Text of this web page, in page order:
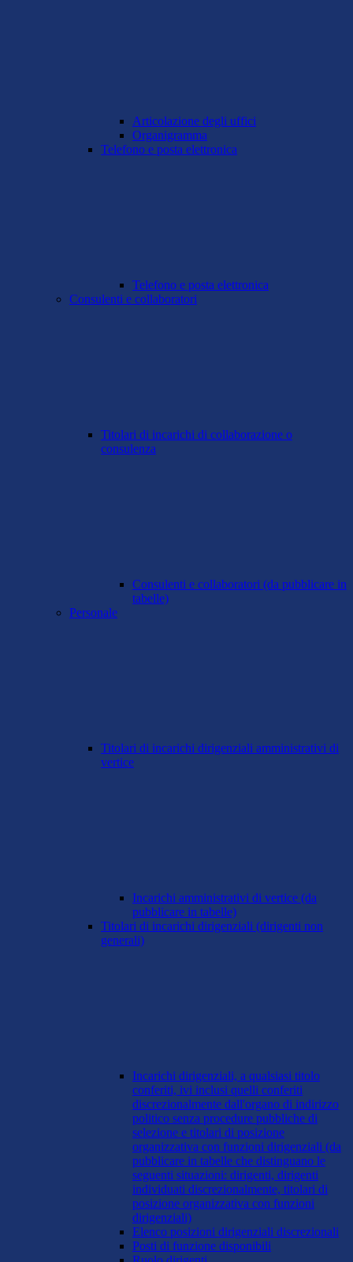
Articolazione degli uffici
Organigramma
Telefono e posta elettronica
Telefono e posta elettronica
Consulenti e collaboratori
Titolari di incarichi di collaborazione o
consulenza
Consulenti e collaboratori (da pubblicare in
tabelle)
Personale
Titolari di incarichi dirigenziali amministrativi di
vertice
Incarichi amministrativi di vertice (da
pubblicare in tabelle)
Titolari di incarichi dirigenziali (dirigenti non
generali)
Incarichi dirigenziali, a qualsiasi titolo
conferiti, ivi inclusi quelli conferiti
discrezionalmente dall'organo di indirizzo
politico senza procedure pubbliche di
selezione e titolari di posizione
organizzativa con funzioni dirigenziali (da
pubblicare in tabelle che distinguano le
seguenti situazioni: dirigenti, dirigenti
individuati discrezionalmente, titolari di
posizione organizzativa con funzioni
dirigenziali)
Elenco posizioni dirigenziali discrezionali
Posti di funzione disponibili